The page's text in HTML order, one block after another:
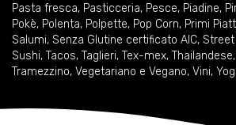
Pasta fresca, Pasticceria, Pesce, Piadine,
Pokè, Polenta, Polpette, Pop Corn, Primi
Salumi, Senza Glutine certificato AIC, Street
Sushi, Tacos, Taglieri, Tex-mex, Thailandese,
Tramezzino, Vegetariano e Vegano, Vini,